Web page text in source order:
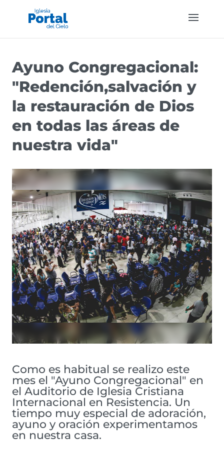
Ayuno Congregacional:
"Redención,salvación y
la restauración de Dios
en todas las áreas de
nuestra vida"
Como es habitual se realizo este
mes el "Ayuno Congregacional" en
el Auditorio de Iglesia Cristiana
Internacional en Resistencia. Un
tiempo muy especial de adoración,
ayuno y oración experimentamos
en nuestra casa.